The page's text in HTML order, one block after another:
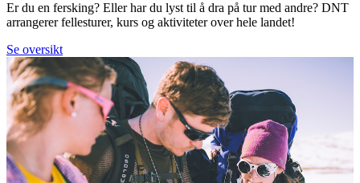
Er du en fersking? Eller har du lyst til å dra på tur med andre? DNT
arrangerer fellesturer, kurs og aktiviteter over hele landet!
Se oversikt